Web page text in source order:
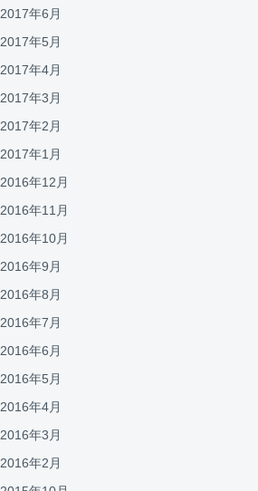
2017年6月
2017年5月
2017年4月
2017年3月
2017年2月
2017年1月
2016年12月
2016年11月
2016年10月
2016年9月
2016年8月
2016年7月
2016年6月
2016年5月
2016年4月
2016年3月
2016年2月